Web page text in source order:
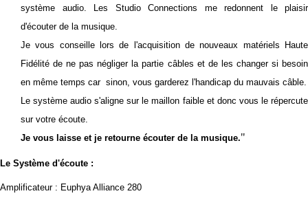
système audio.
Les Studio Connections me redonnent le plaisir
d'écouter de la musique.
Je vous conseille lors de l'acquisition de nouveaux matériels Haute
Fidélité de ne pas négliger la partie câbles et de les changer si besoin
en même temps car sinon, vous garderez l'handicap du mauvais câble.
Le système audio s'aligne sur le maillon faible et donc vous le répercute
sur votre écoute.
Je vous laisse et je retourne écouter de la musique."
Le Système d'écoute :
Amplificateur : Euphya Alliance 280